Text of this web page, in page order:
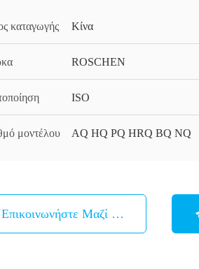
καταγωγής Κίνα
ROSCHEN
ISO
μοντέλου AQ HQ PQ HRQ BQ NQ
Επικοινωνήστε Μαζί Μας